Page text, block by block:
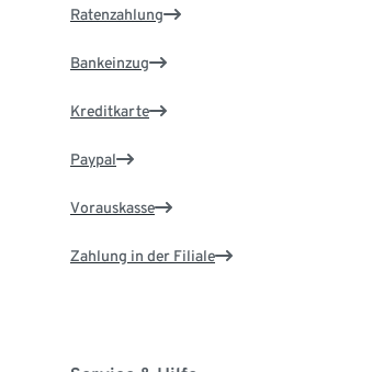
Ratenzahlung
Bankeinzug
Kreditkarte
Paypal
Vorauskasse
Zahlung in der Filiale